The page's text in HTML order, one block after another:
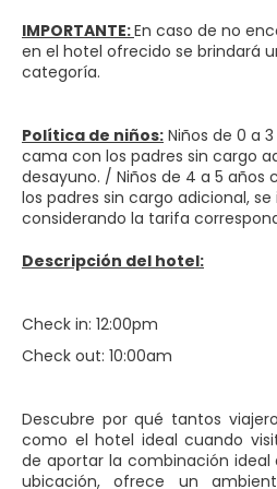
IMPORTANTE:En caso de no
en el hotel ofrecido se brindará
categoría.
Política de niños: Niños de 0 a
cama con los padres sin cargo
desayuno. / Niños de 4 a 5
los padres sin cargo adicional,
considerando la tarifa
Descripción del hotel:
Check in: 12:00pm
Check out: 10:00am
Descubre por qué tantos
como el hotel ideal cuando
de aportar la combinación
ubicación, ofrece un